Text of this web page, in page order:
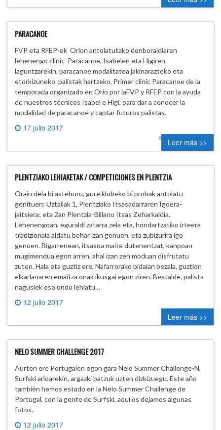
PARACANOE
FVP eta RFEP-ek Orion antolatutako denboraldiaren
lehenengo clinic Paracanoe, Isabelen eta Higiren
laguntzarekin, paracanoe modalitatea jakinarazteko eta
etorkizuneko palistak hartzeko. Primer clinic Paracanoe de la
temporada organizado en Orio por laFVP y RFEP con la ayuda
de nuestros técnicos Isabel e Higi, para dar a conocer la
modalidad de paracanoe y captar futuros palistas.
17 julio 2017
2 comments
Leer más >>
PLENTZIAKO LEHIAKETAK / COMPETICIONES EN PLENTZIA
Orain dela bi asteburu, gure klubeko bi probak antolatu
genituen: Uztailak 1, Plentziako Itsasadarraren Igoera-
jaitsiera; eta 2an Plentzia-Billano Itsas Zeharkaldia.
Lehenengoan, eguraldi zatarra zela eta, hondartzatiko irteera
tradizionala aldatu behar izan genuen, eta zubizurira igo
genuen. Bigarrenean, itsasoa maite dutenentzat, kanpoan
mugimendua egon arren, ahal izan zen moduan disfrutatu
zuten. Hala eta guztiz ere, Nafarrorako bidaian bezala, guztion
elkarlanaren emaitza onak ikusgai egon ziren. Bestalde, palista
nagusiek oso ondo lehiatu…
12 julio 2017
0 comment
Leer más >>
NELO SUMMER CHALLENGE 2017
Aurten ere Portugalen egon gara Nelo Summer Challenge-N,
Surfski arloarekin, argazki batzuk uzten dizkizuegu. Este año
también hemos estado en la Nelo Summer Challenge de
Portugal, con la gente de Surfski, aquí os dejamos algunas
fotos.
12 julio 2017